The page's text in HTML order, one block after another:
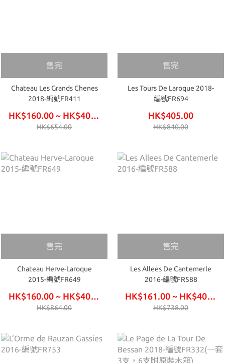
售完
Chateau Les Grands Chenes
2018-編號FR411
HK$160.00 ~ HK$405.00
HK$654.00
售完
Les Tours De Laroque 2018-
編號FR694
HK$405.00
HK$840.00
售完
Chateau Herve-Laroque
2015-編號FR649
HK$160.00 ~ HK$405.00
HK$864.00
售完
Les Allees De Cantemerle
2016-編號FR588
HK$161.00 ~ HK$408.00
HK$738.00